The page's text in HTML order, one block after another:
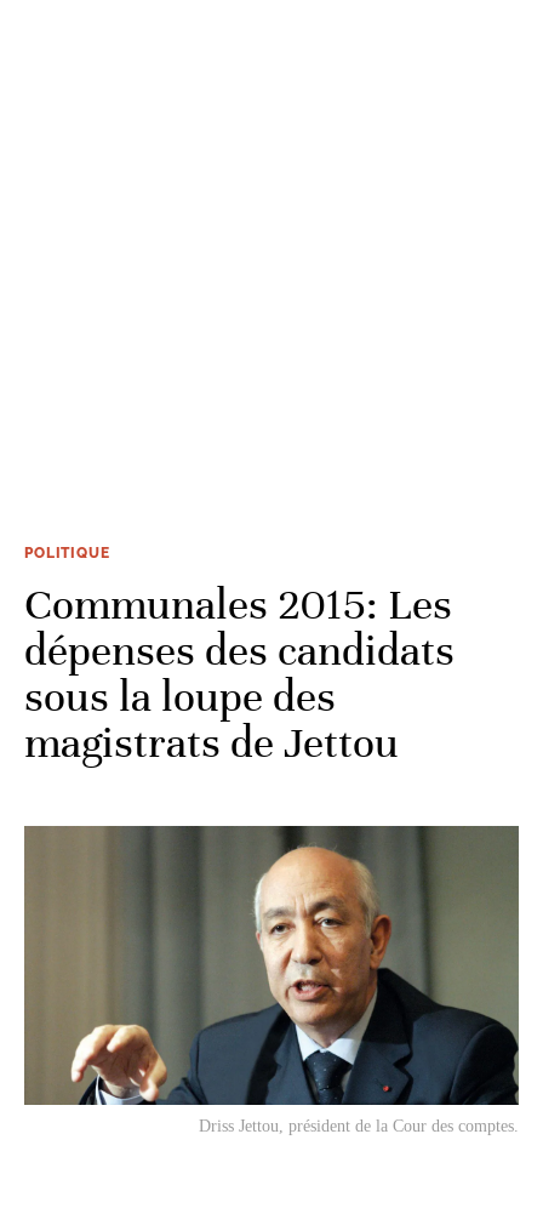
POLITIQUE
Communales 2015: Les
dépenses des candidats
sous la loupe des
magistrats de Jettou
Driss Jettou, président de la Cour des comptes.